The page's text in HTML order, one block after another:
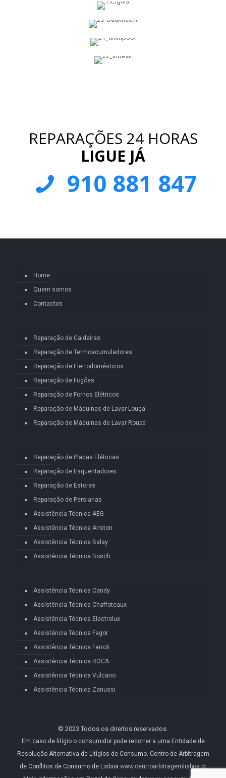
REPARAÇÕES 24 HORAS
LIGUE JÁ
910 881 847
Home
Quem somos
Contactos
Reparação de Caldeiras
Reparação de Termoacumuladores
Reparação de Eletrodomésticos
Reparação de Fogões
Reparação de Fornos Elétricos
Reparação de Máquinas de Lavar Louça
Reparação de Máquinas de Lavar Roupa
Reparação de Placas Elétricas
Reparação de Esquentadores
Reparação de Estores
Reparação de Persianas
Assistência Técnica AEG
Assistência Técnica Ariston
Assistência Técnica Balay
Assistência Técnica Bosch
Assistência Técnica Candy
Assistência Técnica Chaffoteaux
Assistência Técnica Electrolux
Assistência Técnica Fagor
Assistência Técnica Ferroli
Assistência Técnica ROCA
Assistência Técnica Vulcano
Assistência Técnica Zanussi
© 2023 Todos os direitos reservados.
Em caso de litígio o consumidor pode recorrer a uma Entidade de
Resolução Alternativa de Litígios de Consumo. Centro de Arbitragem
de Conflitos de Consumo de Lisboa www.centroarbitragemlisboa.pt